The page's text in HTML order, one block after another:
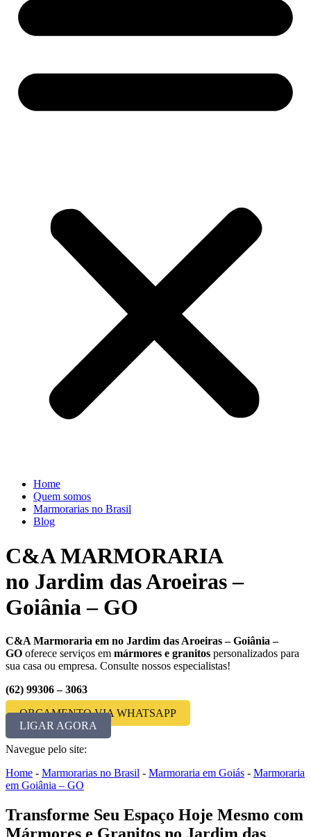
Home
Quem somos
Marmorarias no Brasil
Blog
C&A MARMORARIA
no Jardim das Aroeiras –
Goiânia – GO
C&A Marmoraria em no Jardim das Aroeiras – Goiânia –
GO oferece serviços em mármores e granitos personalizados para
sua casa ou empresa. Consulte nossos especialistas!
(62) 99306 – 3063
ORÇAMENTO VIA WHATSAPP
LIGAR AGORA
Navegue pelo site:
Home - Marmorarias no Brasil - Marmoraria em Goiás - Marmoraria
em Goiânia – GO
Transforme Seu Espaço Hoje Mesmo com